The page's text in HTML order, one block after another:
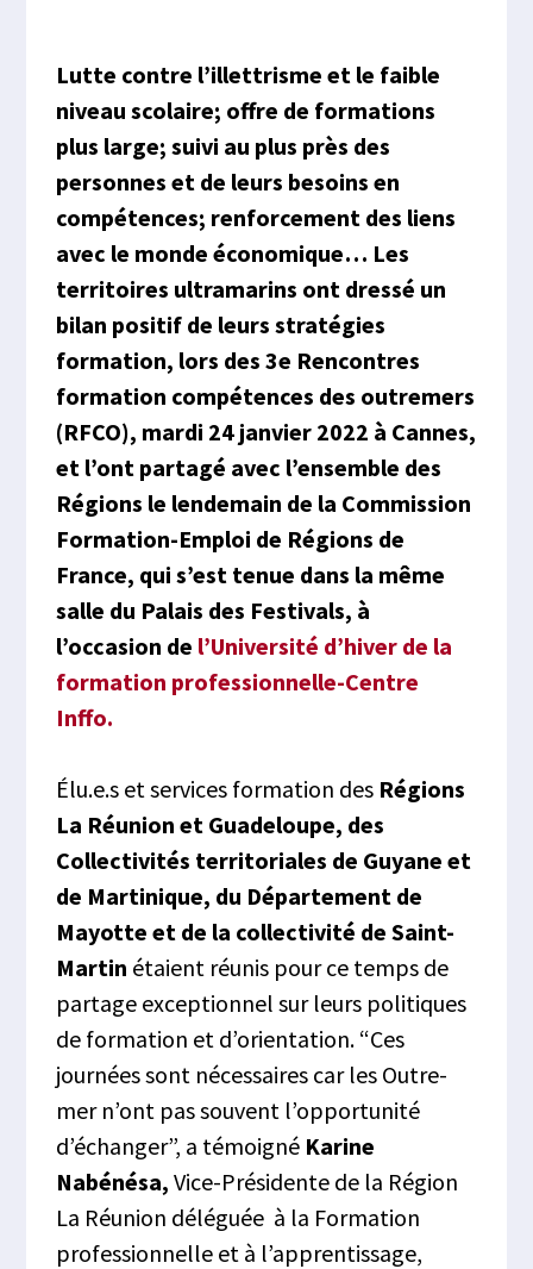
Lutte contre l’illettrisme et le faible
niveau scolaire; offre de formations
plus large; suivi au plus près des
personnes et de leurs besoins en
compétences; renforcement des liens
avec le monde économique… Les
territoires ultramarins ont dressé un
bilan positif de leurs stratégies
formation, lors des 3e Rencontres
formation compétences des outremers
(RFCO), mardi 24 janvier 2022 à Cannes,
et l’ont partagé avec l’ensemble des
Régions le lendemain de la Commission
Formation-Emploi de Régions de
France, qui s’est tenue dans la même
salle du Palais des Festivals, à
l’occasion de l’Université d’hiver de la
formation professionnelle-Centre
Inffo.
Élu.e.s et services formation des Régions
La Réunion et Guadeloupe, des
Collectivités territoriales de Guyane et
de Martinique, du Département de
Mayotte et de la collectivité de Saint-
Martin étaient réunis pour ce temps de
partage exceptionnel sur leurs politiques
de formation et d’orientation. “Ces
journées sont nécessaires car les Outre-
mer n’ont pas souvent l’opportunité
d’échanger”, a témoigné Karine
Nabénésa, Vice-Présidente de la Région
La Réunion déléguée à la Formation
professionnelle et à l’apprentissage,